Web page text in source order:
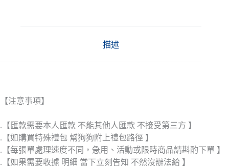
描述
【注意事項】
.【匯款需要本人匯款 不能其他人匯款 不接受第三方 】
.【如購買特殊禮包 幫狗狗附上禮包路徑 】
.【每張單處理速度不同，急用、活動或限時商品請斟酌下單 】
.【如果需要收據 明細 當下立刻告知 不然沒辦法給 】